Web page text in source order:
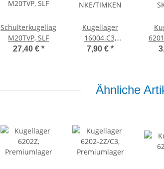
Schulterkugellager
M20TVP, SLF
27,40 € *
Kugellager
16004.C3,
NKE/TIMKEN
7,90 € *
Ähnliche